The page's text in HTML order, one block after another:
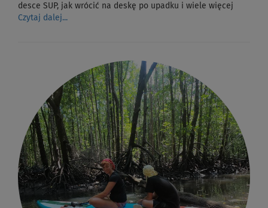
desce SUP, jak wrócić na deskę po upadku i wiele więcej
Czytaj dalej...